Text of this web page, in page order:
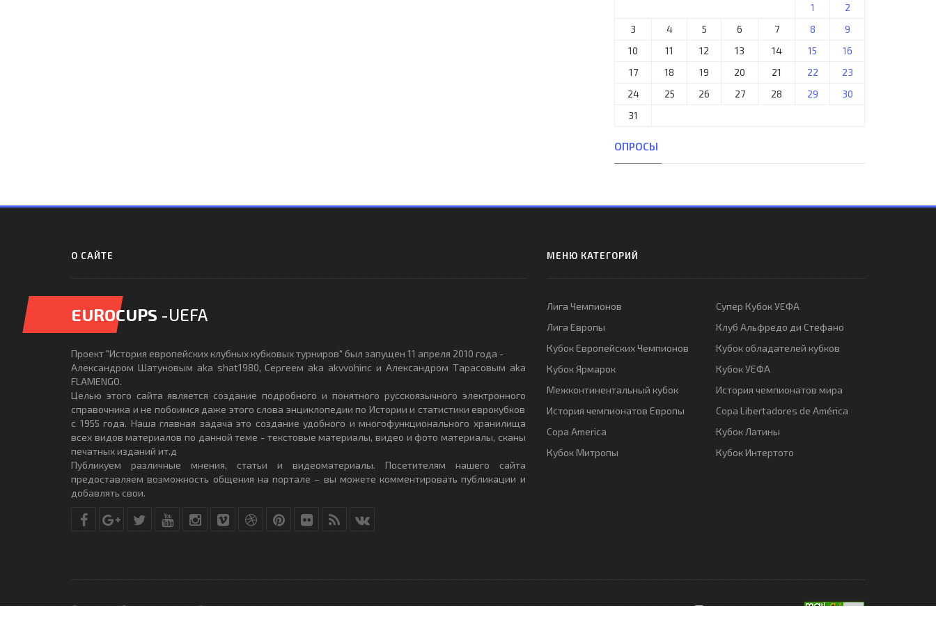
1
2
3
4 5 6 7 8
9
10
11 12 13 14 15
16
17
18 19 20 21 22
23
24
25 26 27 28 29
30
31
ОПРОСЫ
О САЙТЕ
EUROCUPS -UEFA
Проект "История европейских клубных кубковых турниров" был запущен 11 апреля 2010 года -
Александром Шатуновым aka shat1980, Сергеем aka akvvohinc и Александром Тарасовым aka
FLAMENGO.
Целью этого сайта является создание подробного и понятного русскоязычного электронного
справочника и не побоимся даже этого слова энциклопедии по Истории и статистики еврокубков
с 1955 года. Наша главная задача это создание удобного и многофункционального хранилища
всех видов материалов по данной теме - текстовые материалы, видео и фото материалы, сканы
печатных изданий ит.д
Публикуем различные мнения, статьи и видеоматериалы. Посетителям нашего сайта
предоставляем возможность общения на портале – вы можете комментировать публикации и
добавлять свои.
МЕНЮ КАТЕГОРИЙ
Лига Чемпионов
Лига Европы
Кубок Европейских Чемпионов
Кубок Ярмарок
Межконтинентальный кубок
История чемпионатов Европы
Copa America
Кубок Митропы
Супер Кубок УЕФА
Клуб Альфредо ди Стефано
Кубок обладателей кубков
Кубок УЕФА
История чемпионатов мира
Copa Libertadores de América
Кубок Латины
Кубок Интертото
© Copyright © 2010-2017. Разработано студиейDLE-THEME.RU- All Rights Reserved.